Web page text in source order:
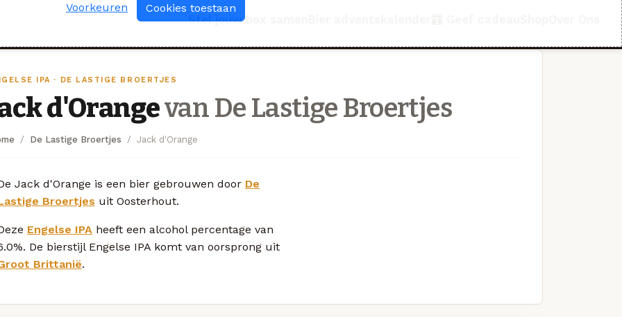
Stel jouw box samen
IPA · DE LASTIGE BROERTJES
d'Orangevan De Lastige Broertjes
De Lastige Broertjes Jack d'Orange
Jack d'Orange is een bier gebrouwen door De
Broertjes uit Oosterhout.
Engelse IPA heeft een alcohol percentage van
De bierstijl Engelse IPA komt van oorsprong uit
Brittanië.
Voorkeuren Cookies toestaan